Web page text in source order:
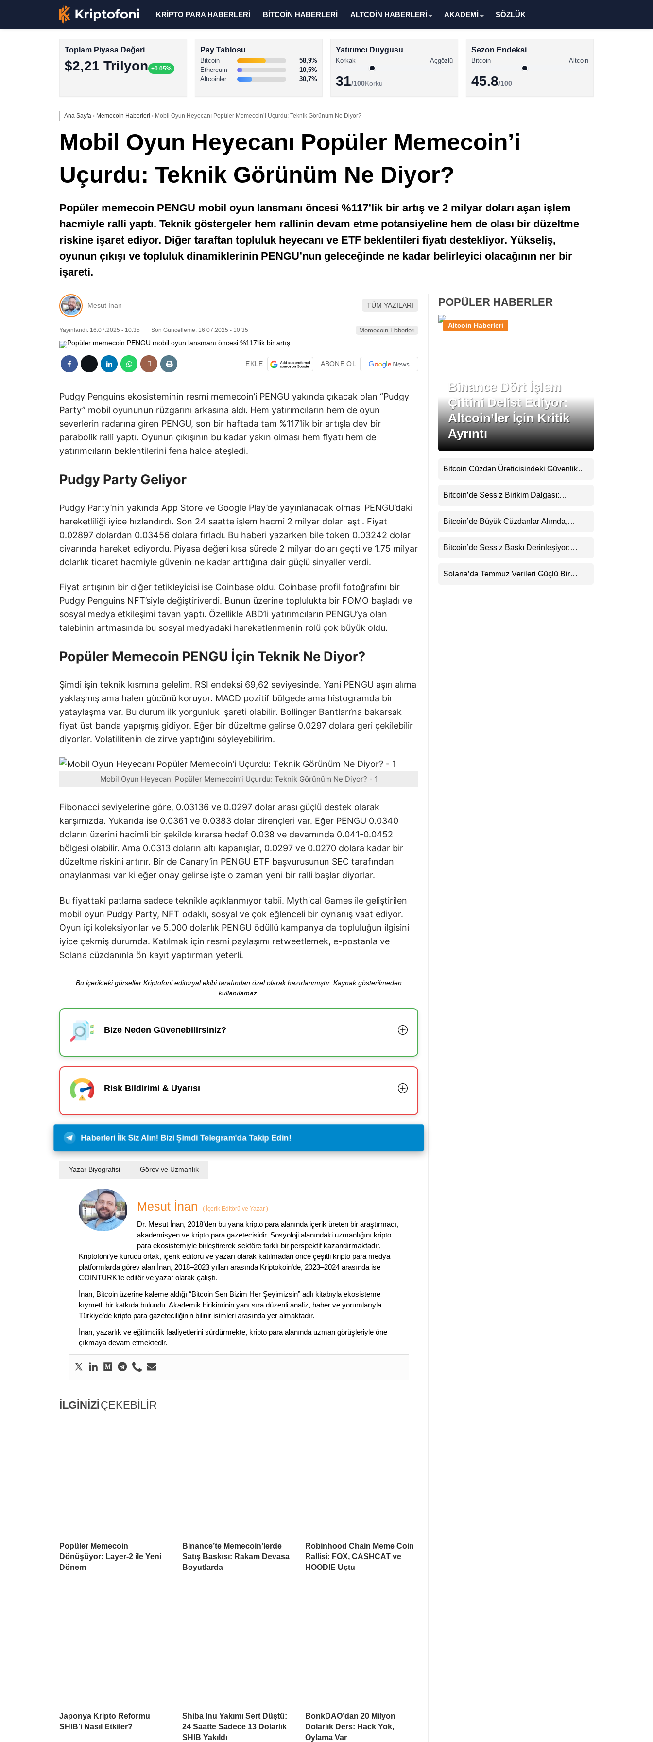
Memecoin Haberleri
Stablecoin Haberleri
Telegram
KRİPTO PARA HABERLERİ BİTCOİN HABERLERİ ALTCOİN HABERLERİ AKADEMİ SÖZLÜK
Toplam Piyasa Değeri
$2,21 Trilyon +0.05%
Pay Tablosu
Bitcoin
58,9%
Ethereum
10,5%
Altcoinler
30,7%
Yatırımcı Duygusu
Korkak Açgözlü
31/100Korku
Sezon Endeksi
Bitcoin Altcoin
45.8/100
Ana Sayfa › Memecoin Haberleri › Mobil Oyun Heyecanı Popüler Memecoin’i Uçurdu: Teknik Görünüm Ne Diyor?
Mobil Oyun Heyecanı Popüler Memecoin’i
Uçurdu: Teknik Görünüm Ne Diyor?
Popüler memecoin PENGU mobil oyun lansmanı öncesi %117’lik bir artış ve 2 milyar doları aşan işlem
hacmiyle ralli yaptı. Teknik göstergeler hem rallinin devam etme potansiyeline hem de olası bir düzeltme
riskine işaret ediyor. Diğer taraftan topluluk heyecanı ve ETF beklentileri fiyatı destekliyor. Yükseliş,
oyunun çıkışı ve topluluk dinamiklerinin PENGU’nun geleceğinde ne kadar belirleyici olacağının ner bir
işareti.
Mesut İnan TÜM YAZILARI
Yayınlandı: 16.07.2025 - 10:35 Son Güncelleme: 16.07.2025 - 10:35 Memecoin Haberleri
EKLE ABONE OL
Pudgy Penguins ekosisteminin resmi memecoin’i PENGU yakında çıkacak olan “Pudgy
Party” mobil oyununun rüzgarını arkasına aldı. Hem yatırımcıların hem de oyun
severlerin radarına giren PENGU, son bir haftada tam %117’lik bir artışla dev bir
parabolik ralli yaptı. Oyunun çıkışının bu kadar yakın olması hem fiyatı hem de
yatırımcıların beklentilerini fena halde ateşledi.
Pudgy Party Geliyor
Pudgy Party’nin yakında App Store ve Google Play’de yayınlanacak olması PENGU’daki
hareketliliği iyice hızlandırdı. Son 24 saatte işlem hacmi 2 milyar doları aştı. Fiyat
0.02897 dolardan 0.03456 dolara fırladı. Bu haberi yazarken bile token 0.03242 dolar
civarında hareket ediyordu. Piyasa değeri kısa sürede 2 milyar doları geçti ve 1.75 milyar
dolarlık ticaret hacmiyle güvenin ne kadar arttığına dair güçlü sinyaller verdi.
Fiyat artışının bir diğer tetikleyicisi ise Coinbase oldu. Coinbase profil fotoğrafını bir
Pudgy Penguins NFT’siyle değiştiriverdi. Bunun üzerine toplulukta bir FOMO başladı ve
sosyal medya etkileşimi tavan yaptı. Özellikle ABD’li yatırımcıların PENGU’ya olan
talebinin artmasında bu sosyal medyadaki hareketlenmenin rolü çok büyük oldu.
Popüler Memecoin PENGU İçin Teknik Ne Diyor?
Şimdi işin teknik kısmına gelelim. RSI endeksi 69,62 seviyesinde. Yani PENGU aşırı alıma
yaklaşmış ama halen gücünü koruyor. MACD pozitif bölgede ama histogramda bir
yataylaşma var. Bu durum ilk yorgunluk işareti olabilir. Bollinger Bantları’na bakarsak
fiyat üst banda yapışmış gidiyor. Eğer bir düzeltme gelirse 0.0297 dolara geri çekilebilir
diyorlar. Volatilitenin de zirve yaptığını söyleyebilirim.
Mobil Oyun Heyecanı Popüler Memecoin’i Uçurdu: Teknik Görünüm Ne Diyor? - 1
Fibonacci seviyelerine göre, 0.03136 ve 0.0297 dolar arası güçlü destek olarak
karşımızda. Yukarıda ise 0.0361 ve 0.0383 dolar dirençleri var. Eğer PENGU 0.0340
doların üzerini hacimli bir şekilde kırarsa hedef 0.038 ve devamında 0.041-0.0452
bölgesi olabilir. Ama 0.0313 doların altı kapanışlar, 0.0297 ve 0.0270 dolara kadar bir
düzeltme riskini artırır. Bir de Canary’in PENGU ETF başvurusunun SEC tarafından
onaylanması var ki eğer onay gelirse işte o zaman yeni bir ralli başlar diyorlar.
Bu fiyattaki patlama sadece teknikle açıklanmıyor tabii. Mythical Games ile geliştirilen
mobil oyun Pudgy Party, NFT odaklı, sosyal ve çok eğlenceli bir oynanış vaat ediyor.
Oyun içi koleksiyonlar ve 5.000 dolarlık PENGU ödüllü kampanya da topluluğun ilgisini
iyice çekmiş durumda. Katılmak için resmi paylaşımı retweetlemek, e-postanla ve
Solana cüzdanınla ön kayıt yaptırman yeterli.
Bu içerikteki görseller Kriptofoni editoryal ekibi tarafından özel olarak hazırlanmıştır. Kaynak gösterilmeden
kullanılamaz.
Bize Neden Güvenebilirsiniz?
Risk Bildirimi & Uyarısı
Haberleri İlk Siz Alın! Bizi Şimdi Telegram'da Takip Edin!
Yazar Biyografisi Görev ve Uzmanlık
Mesut İnan ( İçerik Editörü ve Yazar )
Dr. Mesut İnan, 2018’den bu yana kripto para alanında içerik üreten bir araştırmacı,
akademisyen ve kripto para gazetecisidir. Sosyoloji alanındaki uzmanlığını kripto
para ekosistemiyle birleştirerek sektöre farklı bir perspektif kazandırmaktadır.
Kriptofoni’ye kurucu ortak, içerik editörü ve yazarı olarak katılmadan önce çeşitli kripto para medya
platformlarda görev alan İnan, 2018–2023 yılları arasında Kriptokoin’de, 2023–2024 arasında ise
COINTURK’te editör ve yazar olarak çalıştı.
İnan, Bitcoin üzerine kaleme aldığı “Bitcoin Sen Bizim Her Şeyimizsin” adlı kitabıyla ekosisteme
kıymetli bir katkıda bulundu. Akademik birikiminin yanı sıra düzenli analiz, haber ve yorumlarıyla
Türkiye’de kripto para gazeteciliğinin bilinir isimleri arasında yer almaktadır.
İnan, yazarlık ve eğitimcilik faaliyetlerini sürdürmekte, kripto para alanında uzman görüşleriyle öne
çıkmaya devam etmektedir.
İLGİNİZİÇEKEBİLİR
Popüler Memecoin
Dönüşüyor: Layer-2 ile Yeni
Dönem
Binance’te Memecoin’lerde
Satış Baskısı: Rakam Devasa
Boyutlarda
Robinhood Chain Meme Coin
Rallisi: FOX, CASHCAT ve
HOODIE Uçtu
Japonya Kripto Reformu
SHIB’i Nasıl Etkiler?
Shiba Inu Yakımı Sert Düştü:
24 Saatte Sadece 13 Dolarlık
SHIB Yakıldı
BonkDAO’dan 20 Milyon
Dolarlık Ders: Hack Yok,
Oylama Var
POPÜLER HABERLER
Binance Dört İşlem
Çiftini Delist Ediyor:
Altcoin’ler İçin Kritik
Ayrıntı
Altcoin Haberleri
Bitcoin Cüzdan Üreticisindeki Güvenlik
Belirsizliğini Koruyor
Bitcoin’de Sessiz Birikim Dalgası:
Toplarken ETF’lere 750 Milyon Dolar Aktı
Bitcoin’de Büyük Cüzdanlar Alımda,
Dolar Senaryosuna mı Hazırlanıyor?
Bitcoin’de Sessiz Baskı Derinleşiyor:
Henüz Yok
Solana’da Temmuz Verileri Güçlü Bir